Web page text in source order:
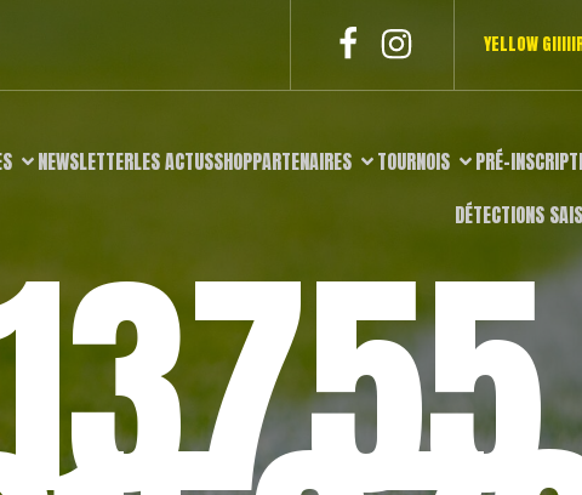
YELLOW
NEWSLETTERLES ACTUSSHOPPARTENAIRES TOURNOIS
PRÉ-
DÉTECTIONS